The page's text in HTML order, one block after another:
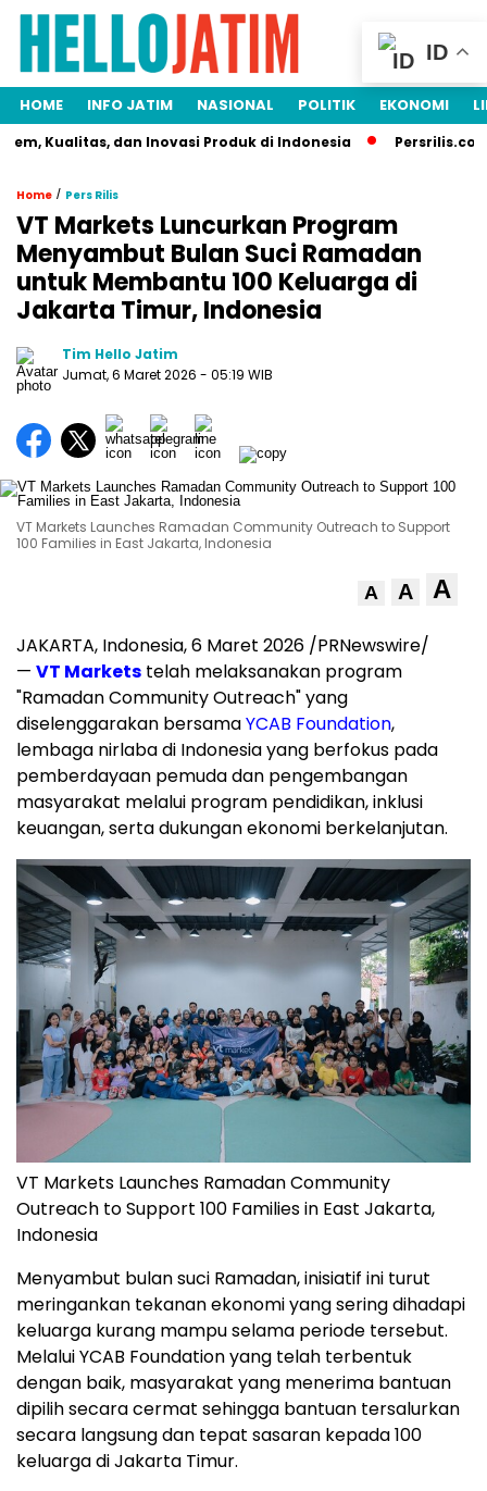
HOME INFO JATIM NASIONAL POLITIK EKONOMI
Kualitas, dan Inovasi Produk di Indonesia Persrilis.com
Home / Pers Rilis
VT Markets Luncurkan Program
Menyambut Bulan Suci Ramadan
untuk Membantu 100 Keluarga di
Jakarta Timur, Indonesia
Tim Hello Jatim
Jumat, 6 Maret 2026 - 05:19 WIB
VT Markets Launches Ramadan Community Outreach to Support
100 Families in East Jakarta, Indonesia
A A A
JAKARTA, Indonesia, 6 Maret 2026 /PRNewswire/
— VT Markets telah melaksanakan program
"Ramadan Community Outreach" yang
diselenggarakan bersamaYCAB Foundation,
lembaga nirlaba di Indonesia yang berfokus pada
pemberdayaan pemuda dan pengembangan
masyarakat melalui program pendidikan, inklusi
keuangan, serta dukungan ekonomi berkelanjutan.
VT Markets Launches Ramadan Community
Outreach to Support 100 Families in East Jakarta,
Indonesia
Menyambut bulan suci Ramadan, inisiatif ini turut
meringankan tekanan ekonomi yang sering dihadapi
keluarga kurang mampu selama periode tersebut.
Melalui YCAB Foundation yang telah terbentuk
dengan baik, masyarakat yang menerima bantuan
dipilih secara cermat sehingga bantuan tersalurkan
secara langsung dan tepat sasaran kepada 100
keluarga di Jakarta Timur.
ID